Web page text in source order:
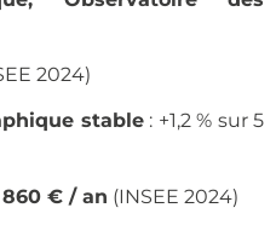
2024)
stable: +1,2 % sur 5
€ / an (INSEE 2024)